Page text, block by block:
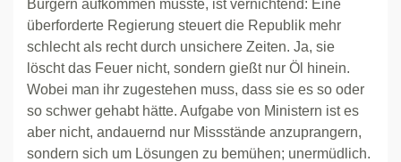
Bürgern aufkommen musste, ist vernichtend: Eine
überforderte Regierung steuert die Republik mehr
schlecht als recht durch unsichere Zeiten. Ja, sie
löscht das Feuer nicht, sondern gießt nur Öl hinein.
Wobei man ihr zugestehen muss, dass sie es so oder
so schwer gehabt hätte. Aufgabe von Ministern ist es
aber nicht, andauernd nur Missstände anzuprangern,
sondern sich um Lösungen zu bemühen; unermüdlich.